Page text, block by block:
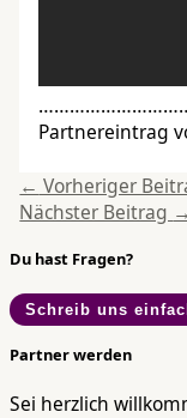
Partnereintrag
← Vorheriger
Nächster Beitrag →
Du hast Fragen?
Schreib uns
Partner werden
Sei herzlich